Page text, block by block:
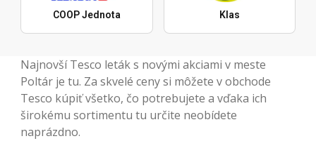
COOP Jednota Klas
Najnovší Tesco leták s novými akciami v meste
Poltár je tu. Za skvelé ceny si môžete v obchode
Tesco kúpiť všetko, čo potrebujete a vďaka ich
širokému sortimentu tu určite neobídete
naprázdno.